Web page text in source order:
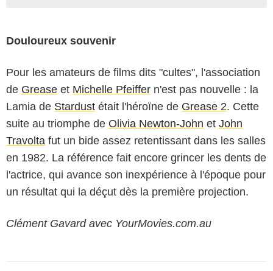
Douloureux souvenir
Pour les amateurs de films dits "cultes", l'association
de Grease et Michelle Pfeiffer n'est pas nouvelle : la
Lamia de Stardust était l'héroïne de Grease 2. Cette
suite au triomphe de Olivia Newton-John et John
Travolta fut un bide assez retentissant dans les salles
en 1982. La référence fait encore grincer les dents de
l'actrice, qui avance son inexpérience à l'époque pour
un résultat qui la déçut dès la première projection.
Clément Gavard avec YourMovies.com.au